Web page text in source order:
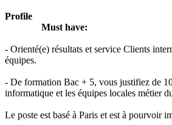
Profile
Must have:
- Orienté(e) résultats et service Clients
équipes.
- De formation Bac + 5, vous justifiez de
informatique et les équipes locales métier
Le poste est basé à Paris et est à pourvoir